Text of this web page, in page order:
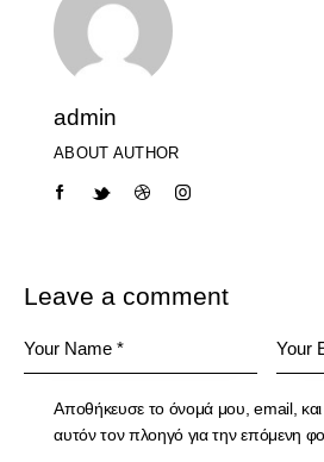
admin
ABOUT AUTHOR
Leave a comment
Αποθήκευσε το όνομά μου, email,
αυτόν τον πλοηγό για την επόμενη